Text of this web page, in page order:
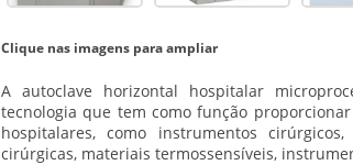
Clique nas imagens para ampliar
Aautoclave horizontal hospitalar
tecnologia que tem como função
hospitalares, como instrumentos
cirúrgicas, materiais termossensíveis,